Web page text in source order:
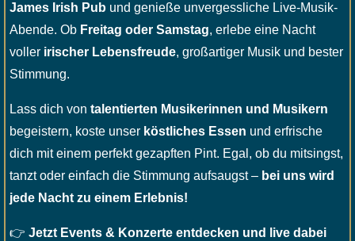
James Irish Pub und genieße unvergessliche Live-Musik-
Abende. Ob Freitag oder Samstag, erlebe eine Nacht
voller irischer Lebensfreude, großartiger Musik und bester
Stimmung.
Lass dich von talentierten Musikerinnen und Musikern
begeistern, koste unser köstliches Essen und erfrische
dich mit einem perfekt gezapften Pint. Egal, ob du mitsingst,
tanzt oder einfach die Stimmung aufsaugst – bei uns wird
jede Nacht zu einem Erlebnis!
👉 Jetzt Events & Konzerte entdecken und live dabei